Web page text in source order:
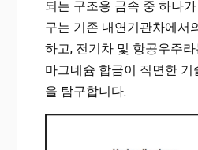
되는 구조용 금속 중 하나
구는 기존 내연기관차에서
하고, 전기차 및 항공우주
마그네슘 합금이 직면한 기
을 탐구합니다.